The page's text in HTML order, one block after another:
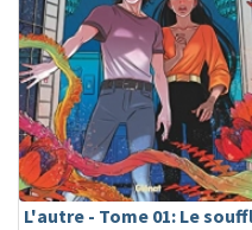
L'autre - Tome 01: Le